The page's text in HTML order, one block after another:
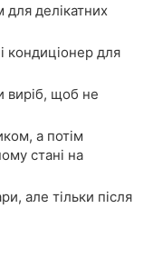
для делікатних
кондиціонер для
виріб, щоб не
а потім
стані на
але тільки після